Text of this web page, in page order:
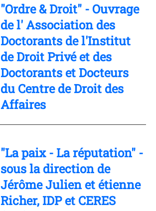
"Ordre & Droit" - Ouvrage
de l' Association des
Doctorants de l'Institut
de Droit Privé et des
Doctorants et Docteurs
du Centre de Droit des
Affaires
"La paix - La réputation" -
sous la direction de
Jérôme Julien et étienne
Richer, IDP et CERES